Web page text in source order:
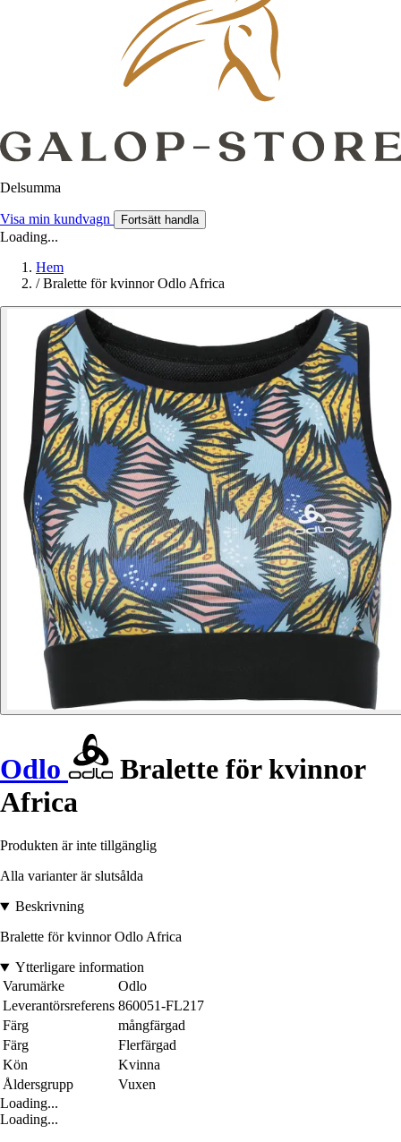
Delsumma
Visa min kundvagn Fortsätt handla
Loading...
Hem
/ Bralette för kvinnor Odlo Africa
Odlo
Bralette för kvinnor
Africa
Produkten är inte tillgänglig
Alla varianter är slutsålda
Beskrivning
Bralette för kvinnor Odlo Africa
Ytterligare information
Varumärke
Odlo
Leverantörsreferens 860051-FL217
Färg
mångfärgad
Färg
Flerfärgad
Kön
Kvinna
Åldersgrupp
Vuxen
Loading...
Loading...